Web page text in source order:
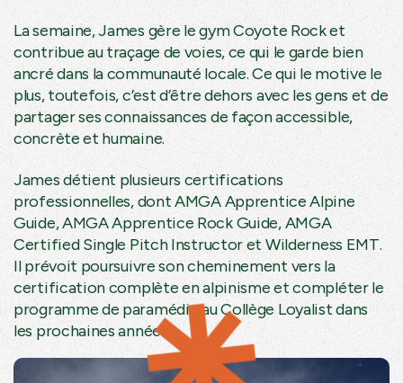
La semaine, James gère le gym Coyote Rock et
contribue au traçage de voies, ce qui le garde bien
ancré dans la communauté locale. Ce qui le motive le
plus, toutefois, c’est d’être dehors avec les gens et de
partager ses connaissances de façon accessible,
concrète et humaine.
James détient plusieurs certifications
professionnelles, dont AMGA Apprentice Alpine
Guide, AMGA Apprentice Rock Guide, AMGA
Certified Single Pitch Instructor et Wilderness EMT.
Il prévoit poursuivre son cheminement vers la
certification complète en alpinisme et compléter le
programme de paramédic au Collège Loyalist dans
les prochaines années.